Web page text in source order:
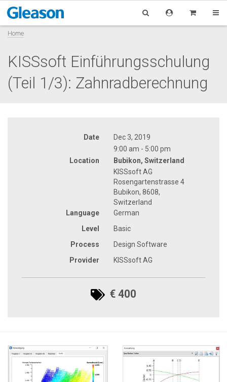
Home
KISSsoft Einführungsschulung
(Teil 1/3): Zahnradberechnung
Date
Dec 3, 2019
9:00 am - 5:00 pm
Location
Bubikon, Switzerland
KISSsoft AG
Rosengartenstrasse 4
Bubikon, 8608,
Switzerland
Language
German
Level
Basic
Process
Design Software
Provider
KISSsoft AG
€ 400